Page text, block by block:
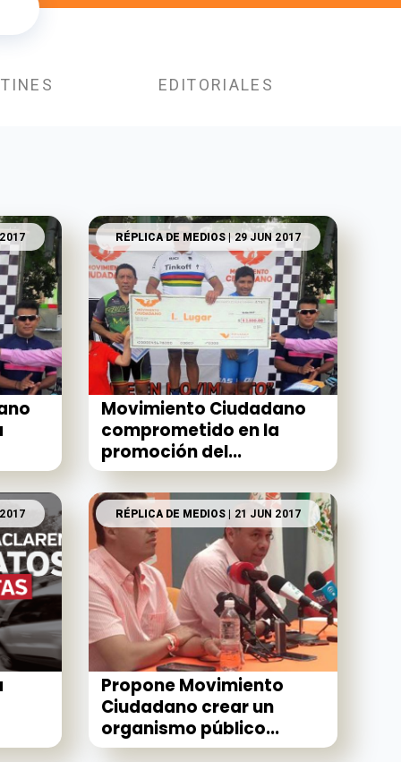
EDITORIALES
RÉPLICA DE MEDIOS| 29 JUN 2017
Movimiento Ciudadano
comprometido en la
promoción del...
RÉPLICA DE MEDIOS | 21 JUN 2017
Propone Movimiento
Ciudadano crear un
organismo público...